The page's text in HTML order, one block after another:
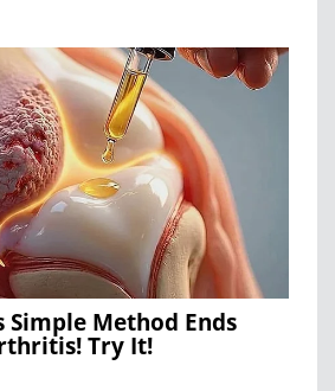
Simple Method Ends
Try It!